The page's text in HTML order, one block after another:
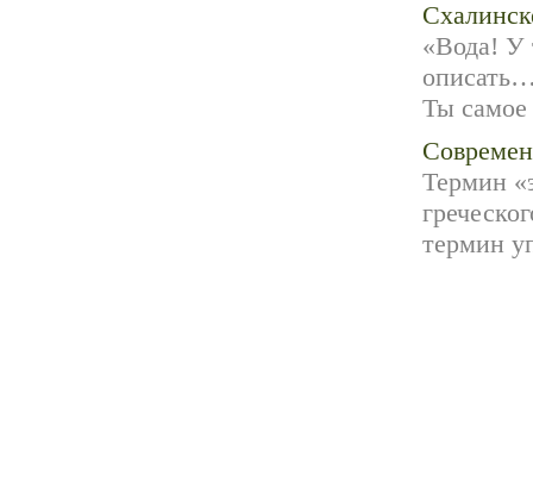
«Вода! У
Ты самое
Термин
термин